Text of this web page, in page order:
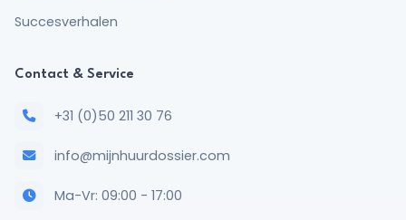
Succesverhalen
Contact & Service
+31 (0)50 211 30 76
info@mijnhuurdossier.com
Ma-Vr: 09:00 - 17:00